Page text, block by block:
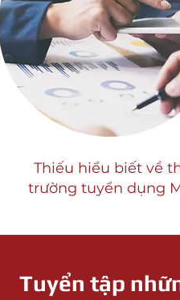
Thiếu hiểu biết về
trường tuyển dụng
Tuyển tập